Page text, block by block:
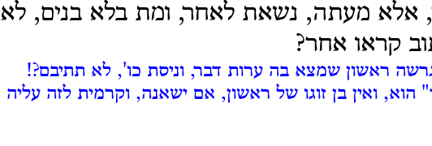
אלא מעתה, נשאת לאחר, ומת בלא בנים, לא
קראו אחר?
ראשון שמצא בה ערות דבר, וניסת כו', לא תתיבם?!
ואין בן זוגו של ראשון, אם ישאנה, וקרמית לזה עליה